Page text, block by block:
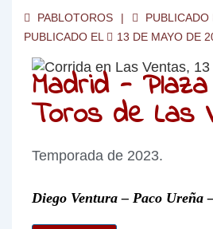
PABLOTOROS PUBLICADO
PUBLICADO EL
13 DE MAYO DE
Madrid -
Toros de Las
Temporada de 2023.
Diego Ventura – Paco Ureña